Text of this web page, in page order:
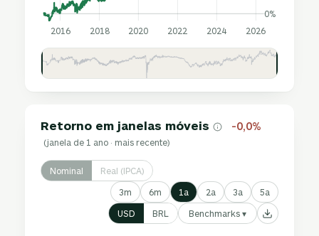
0%
2016 2018 2020 2022 2024 2026
Retorno em janelas móveis -0,0%
(janela de 1 ano · mais recente)
Nominal Real (IPCA)
3m 6m 1a 2a 3a 5a
USD BRL Benchmarks ▾